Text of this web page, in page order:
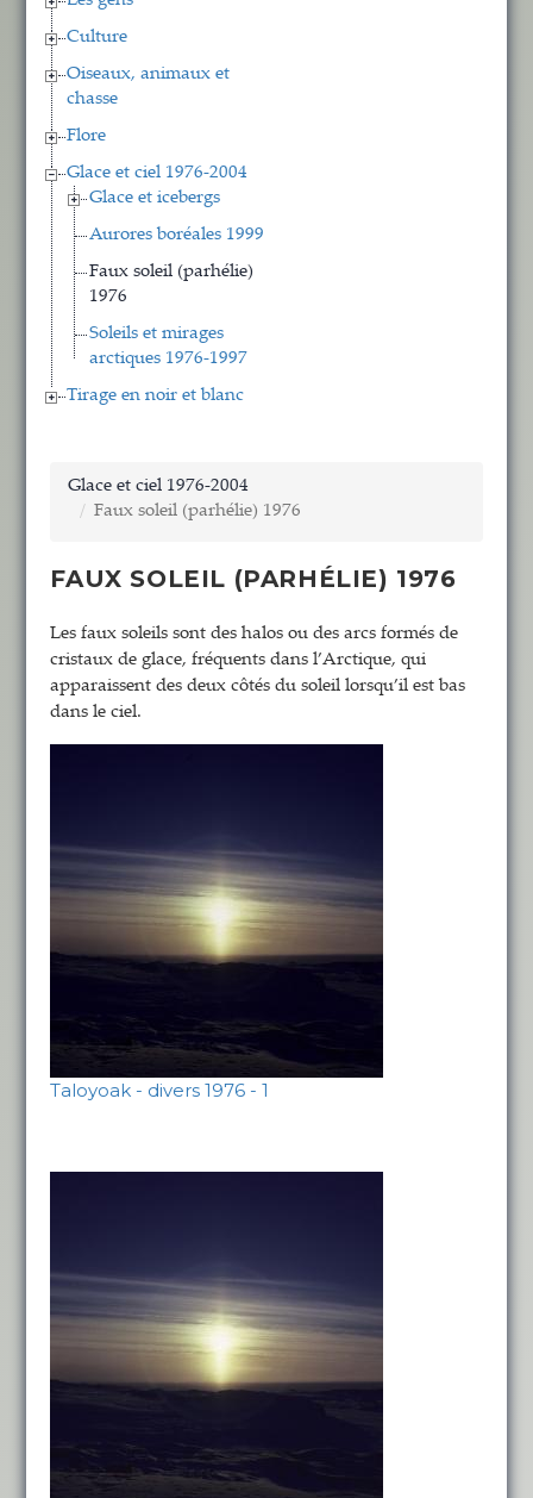
Culture
Oiseaux, animaux et
chasse
Flore
Glace et ciel 1976-2004
Glace et icebergs
Aurores boréales 1999
Faux soleil (parhélie)
1976
Soleils et mirages
arctiques 1976-1997
Tirage en noir et blanc
Glace et ciel 1976-2004
Faux soleil (parhélie) 1976
FAUX SOLEIL (PARHÉLIE) 1976
Les faux soleils sont des halos ou des arcs formés de
cristaux de glace, fréquents dans l’Arctique, qui
apparaissent des deux côtés du soleil lorsqu’il est bas
dans le ciel.
Taloyoak - divers 1976 - 1